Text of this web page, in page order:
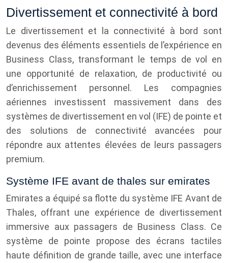
Divertissement et connectivité à bord
Le divertissement et la connectivité à bord sont
devenus des éléments essentiels de l’expérience en
Business Class, transformant le temps de vol en
une opportunité de relaxation, de productivité ou
d’enrichissement personnel. Les compagnies
aériennes investissent massivement dans des
systèmes de divertissement en vol (IFE) de pointe et
des solutions de connectivité avancées pour
répondre aux attentes élevées de leurs passagers
premium.
Système IFE avant de thales sur emirates
Emirates a équipé sa flotte du système IFE Avant de
Thales, offrant une expérience de divertissement
immersive aux passagers de Business Class. Ce
système de pointe propose des écrans tactiles
haute définition de grande taille, avec une interface